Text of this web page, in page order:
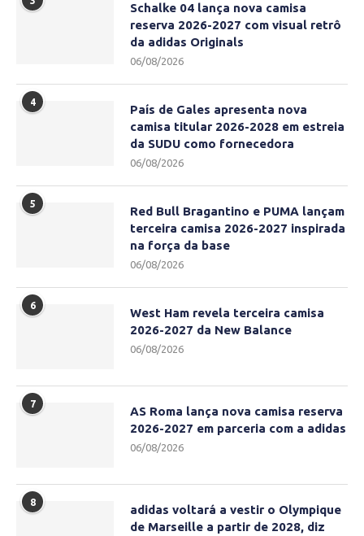
Schalke 04 lança nova camisa
reserva 2026-2027 com visual retrô
da adidas Originals
06/08/2026
4
País de Gales apresenta nova
camisa titular 2026-2028 em estreia
da SUDU como fornecedora
06/08/2026
5
Red Bull Bragantino e PUMA lançam
terceira camisa 2026-2027 inspirada
na força da base
06/08/2026
6
West Ham revela terceira camisa
2026-2027 da New Balance
06/08/2026
7
AS Roma lança nova camisa reserva
2026-2027 em parceria com a adidas
06/08/2026
8
adidas voltará a vestir o Olympique
de Marseille a partir de 2028, diz